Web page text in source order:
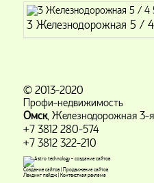
3 Железнодорожная 5 /
© 2013-2020
Профи-недвижимость
Омск, Железнодорожная 3-
+7 3812 280-574
+7 3812 322-210
Создание сайтов| Продвижение сайтов
Лендинг пейдж Контекстная реклама